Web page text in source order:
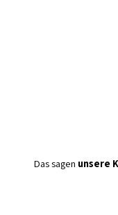
Das sagen unsere